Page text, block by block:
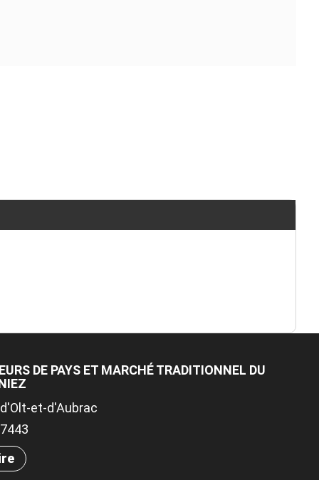
DE PAYS ET MARCHÉ TRADITIONNEL DU
et-d'Aubrac